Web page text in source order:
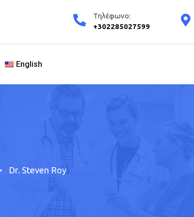
Τηλέφωνο:
+302285027599
English
Dr. Steven Roy